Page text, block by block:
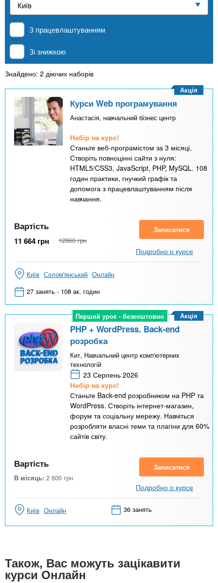
n
t
s
.
n
к
л
а
Приватні школи
Онлайн курси
За кордоном
З працевлаштуванням
Зі знижкою
Знайдено: 2 діючих наборів
Курси Web програмування
Анастасія, навчальний бізнес центр
Набір на курс!
Станьте веб-програмістом за 3 місяці.
Створіть повноцінні сайти з нуля:
HTML5/CSS3, JavaScript, PHP, MySQL. 108
годин практики, гнучкий графік та
допомога з працевлаштуванням після
навчання.
Акція
Вартість
11 664 грн 12960 грн
Записатися
Подробно о курсе
Київ Солом'янський Онлайн
27 занять - 108 ак. годин
Перший урок - безкоштовно
Перший урок - безкоштовно
PHP + WordPress. Back-end
розробка
Кит, Навчальний центр комп'ютерних
технологій
23 Серпень 2026
Набір на курс!
Станьте Back-end розробником на PHP та
WordPress. Створіть інтернет-магазин,
форум та соціальну мережу. Навчіться
розробляти власні теми та плагіни для 60%
сайтів світу.
Акція
Вартість
В місяць: 2 600 грн
Записатися
Подробно о курсе
Київ Онлайн 36 занять
Також, Вас можуть зацікавити
курси Онлайн